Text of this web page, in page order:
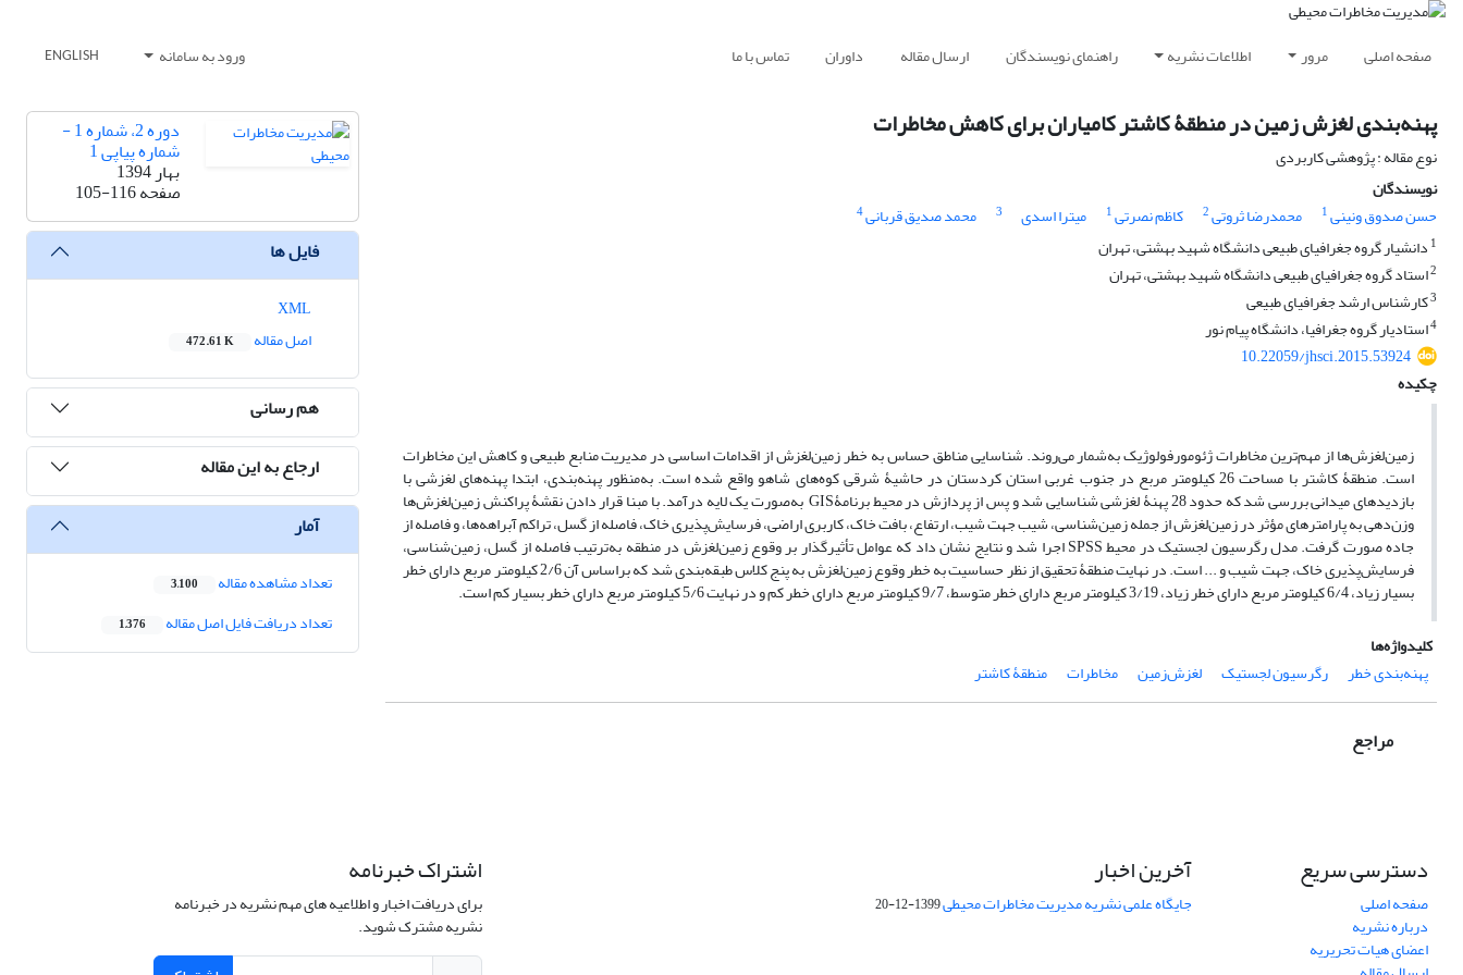
صفحه اصلی مرور اطلاعات نشریه راهنمای نویسندگان ارسال مقاله داوران تماس با ما ورود به سامانه ENGLISH
پهنه‌بندی لغزش زمین در منطقۀ کاشتر کامیاران برای کاهش مخاطرات
نوع مقاله : پژوهشی کاربردی
نویسندگان
حسن صدوق ونینی1 محمدرضا ثروتی2 کاظم نصرتی1 میترا اسدی 3 محمد صدیق قربانی4
1 دانشیار گروه جغرافیای طبیعی دانشگاه شهید بهشتی، تهران
2استاد گروه جغرافیای طبیعی دانشگاه شهید بهشتی، تهران
3کارشناس ارشد جغرافیای طبیعی
4استادیار گروه جغرافیا، دانشگاه پیام نور
10.22059/jhsci.2015.53924
چکیده
زمین‌لغزش‌ها از مهم‌ترین مخاطرات ژئومورفولوژیک به‌شمار می‌روند. شناسایی مناطق حساس به خطر زمین‌لغزش از اقدامات اساسی در مدیریت منابع طبیعی و کاهش این مخاطرات
است. منطقۀ کاشتر با مساحت 26 کیلومتر مربع در جنوب غربی استان کردستان در حاشیۀ شرقی کوه‌های شاهو واقع شده است. به‌منظور پهنه‌بندی، ابتدا پهنه‌های لغزشی با
بازدیدهای میدانی بررسی شد که حدود 28 پهنۀ لغزشی شناسایی شد و پس از پردازش در محیط برنامۀGIS به‌صورت یک لایه درآمد. با مبنا قرار دادن نقشۀ پراکنش زمین‌لغزش‌ها
وزن‌دهی به پارامترهای مؤثر در زمین‌لغزش از جمله زمین‌شناسی، شیب جهت شیب، ارتفاع، بافت خاک، کاربری اراضی، فرسایش‌پذیری خاک، فاصله از گسل، تراکم آبراهه‌ها، و فاصله از
جاده صورت گرفت. مدل رگرسیون لجستیک در محیط SPSS اجرا شد و نتایج نشان داد که عوامل تأثیرگذار بر وقوع زمین‌لغزش در منطقه به‌ترتیب فاصله از گسل، زمین‌شناسی،
فرسایش‌پذیری خاک، جهت شیب و ... است. در نهایت منطقۀ تحقیق از نظر حساسیت به خطر وقوع زمین‌لغزش به پنج کلاس طبقه‌بندی شد که براساس آن 2/6 کیلومتر مربع دارای خطر
بسیار زیاد، 6/4 کیلومتر مربع دارای خطر زیاد، 3/19 کیلومتر مربع دارای خطر متوسط، 9/7 کیلومتر مربع دارای خطر کم و در نهایت 5/6 کیلومتر مربع دارای خطر بسیار کم است.
کلیدواژه‌ها
پهنه‌بندی خطر
رگرسیون لجستیک لغزش‌زمین مخاطرات منطقۀ کاشتر
مراجع
دوره 2، شماره 1 -
شماره پیاپی 1
بهار 1394
صفحه105-116
فایل ها
اصل مقاله
472.61 K
هم رسانی
ارجاع به این مقاله
آمار
تعداد مشاهده مقاله 3,100
تعداد دریافت فایل اصل مقاله 1,376
دسترسی سریع
صفحه اصلی
درباره نشریه
اعضای هیات تحریریه
آخرین اخبار
جایگاه علمی نشریه مدیریت مخاطرات محیطی1399-12-20
اشتراک خبرنامه
برای دریافت اخبار و اطلاعیه های مهم نشریه در خبرنامه
نشریه مشترک شوید.